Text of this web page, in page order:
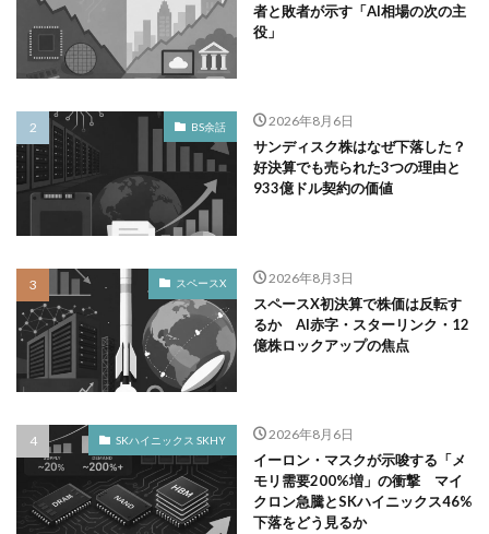
者と敗者が示す「AI相場の次の主
役」
BS余話 2026年8月6日
サンディスク株はなぜ下落した？
好決算でも売られた3つの理由と
933億ドル契約の価値
スペースX 2026年8月3日
スペースX初決算で株価は反転す
るか AI赤字・スターリンク・12
億株ロックアップの焦点
SKハイニックス SKHY 2026年8月6日
イーロン・マスクが示唆する「メ
モリ需要200%増」の衝撃 マイ
クロン急騰とSKハイニックス46%
下落をどう見るか